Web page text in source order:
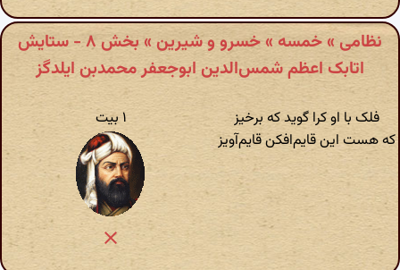
نظامی » خمسه » خسرو و شیرین » بخش ۸ - ستایش
اتابک اعظم شمس‌الدین ابوجعفر محمدبن ایلدگز
فلک با او کرا گوید که برخیز
که هست این قایم‌افکن قایم‌آویز
۱ بیت